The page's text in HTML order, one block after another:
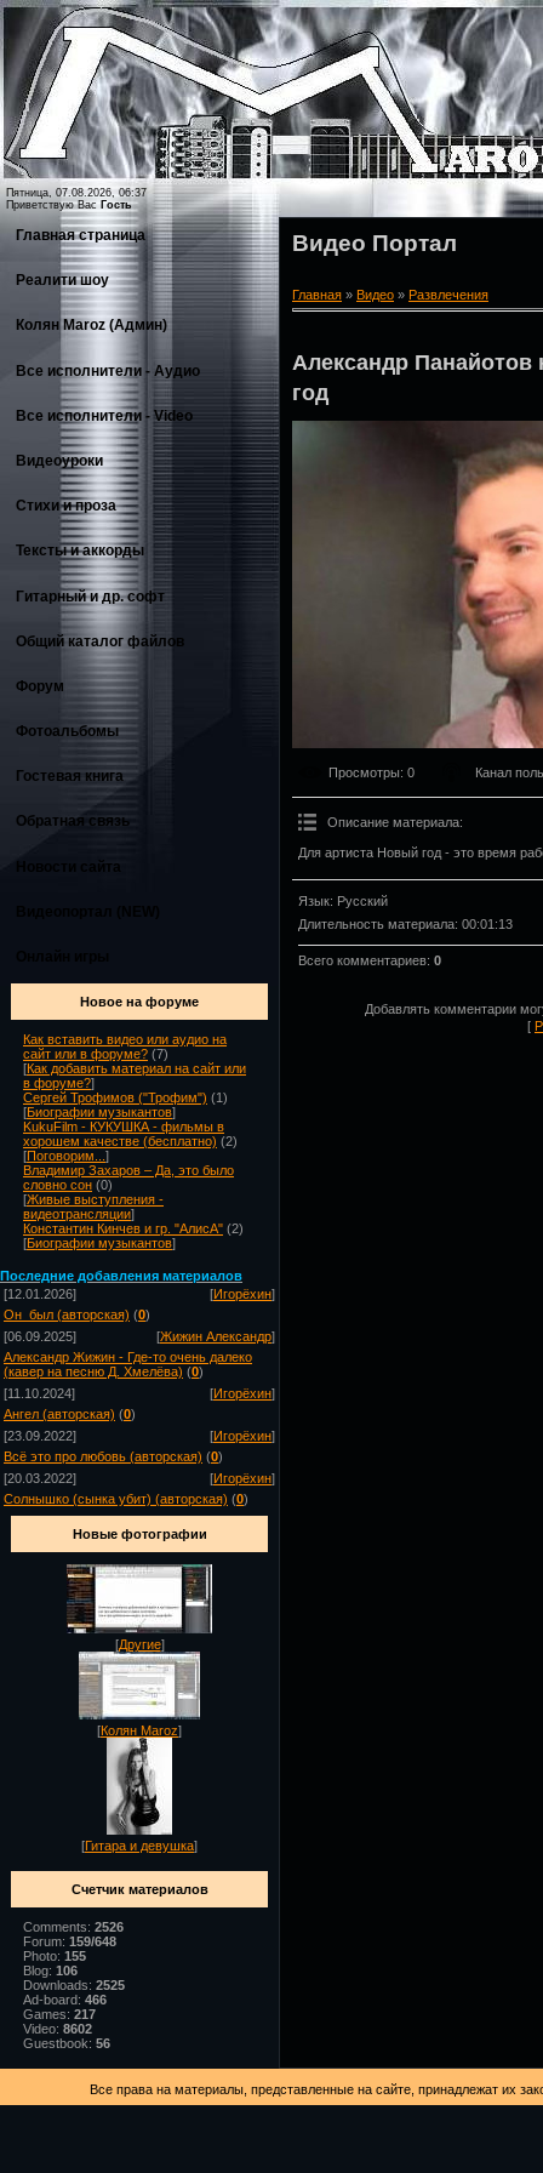
Пятница, 07.08.2026, 06:37
Приветствую Вас Гость
Главная страница
Реалити шоу
Колян Maroz (Админ)
Все исполнители - Аудио
Все исполнители - Video
Видеоуроки
Стихи и проза
Тексты и аккорды
Гитарный и др. софт
Общий каталог файлов
Форум
Фотоальбомы
Гостевая книга
Обратная связь
Новости сайта
Новое на форуме
Как вставить видео или аудио на
сайт или в форуме? (7)
[Как добавить материал на сайт или
в форуме?]
Сергей Трофимов ("Трофим") (1)
[Биографии музыкантов]
KukuFilm - КУКУШКА - фильмы в
хорошем качестве (бесплатно) (2)
[Поговорим... ]
Владимир Захаров – Да, это было
словно сон (0)
[Живые выступления -
видеотрансляции]
Константин Кинчев и гр. "АлисА" (2)
[Биографии музыкантов]
Последние добавления материалов
[12.01.2026]
[Игорёхин]
Он_был (авторская) (0)
[06.09.2025]
[Жижин Александр]
Александр Жижин - Где-то очень далеко
(кавер на песню Д. Хмелёва) (0)
[11.10.2024]
[Игорёхин]
Ангел (авторская) (0)
[23.09.2022]
[Игорёхин]
Всё это про любовь (авторская) (0)
[20.03.2022]
[Игорёхин]
Солнышко (сынка убит) (авторская) (0)
Новые фотографии
[Другие]
[Колян Maroz]
[Гитара и девушка]
Счетчик материалов
Comments: 2526
Forum: 159/648
Photo: 155
Blog: 106
Downloads: 2525
Ad-board: 466
Games: 217
Video: 8602
Guestbook: 56
Видео Портал
Главная » Видео » Развлечения
Александр Панайотов
год
Просмотры: 0 Канал
Описание материала:
Для артиста Новый год - это время
Язык: Русский
Длительность материала: 00:01:13
Всего комментариев: 0
Добавлять комментарии
[
Все права на материалы, представленные на сайте, принадлежат их